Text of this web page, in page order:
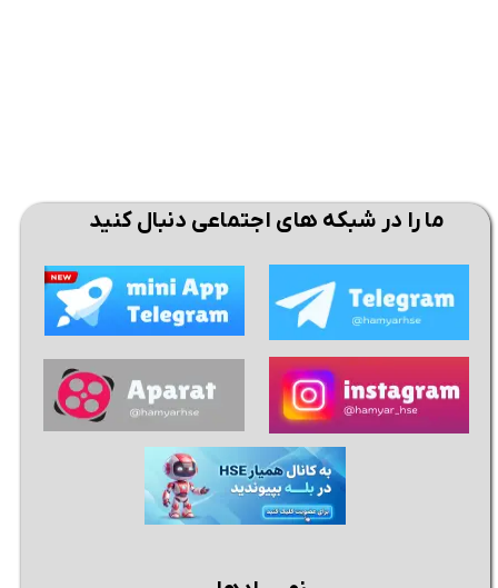
ما را در شبکه های اجتماعی دنبال کنید